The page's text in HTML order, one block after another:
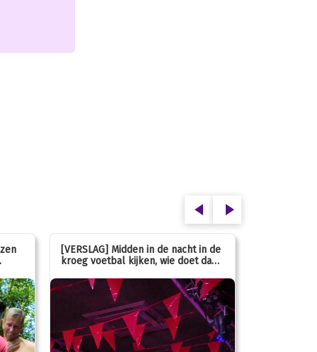
[VERSLAG] Midden in de nacht in de
kroeg voetbal kijken, wie doet dan